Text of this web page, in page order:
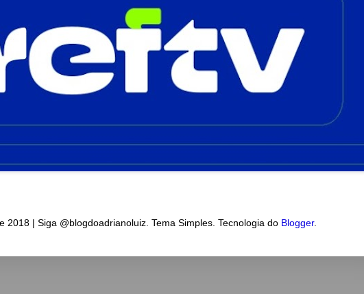
| Siga @blogdoadrianoluiz. Tema Simples. Tecnologia do Blogger.